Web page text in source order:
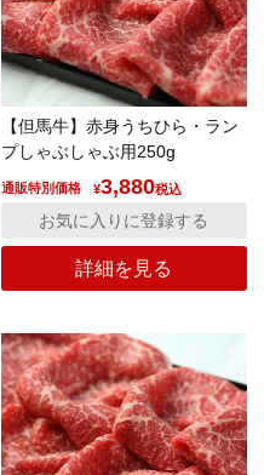
【但馬牛】赤身うちひら・ラン
プしゃぶしゃぶ用250g
通販特別価格 ¥3,880税込
詳細を見る
お気に入りに登録する